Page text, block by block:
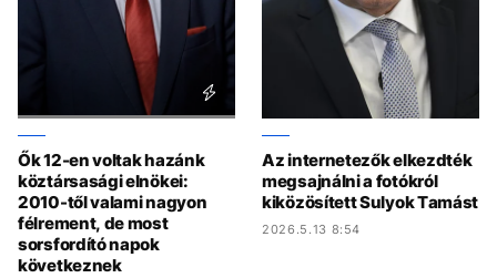
Ők 12-en voltak hazánk
köztársasági elnökei:
2010-től valami nagyon
félrement, de most
sorsfordító napok
következnek
Az internetezők elkezdték
megsajnálni a fotókról
kiközösített Sulyok Tamást
2026.5.13 8:54